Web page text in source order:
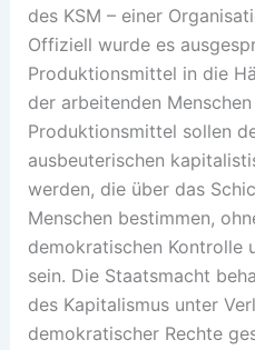
des KSM – einer
Offiziell wurde es
Produktionsmittel in die
der arbeitenden
Produktionsmittel sollen
ausbeuterischen
werden, die über das
Menschen bestimmen,
demokratischen Kontrolle
sein. Die Staatsmacht
des Kapitalismus unter
demokratischer Rechte